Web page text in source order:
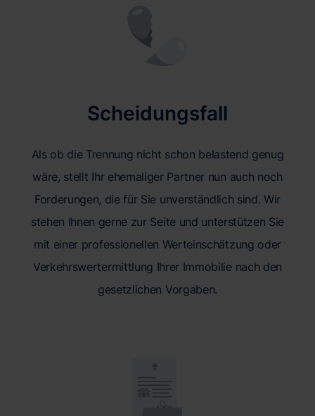
Scheidungsfall
Als ob die Trennung nicht schon belastend genug
wäre, stellt Ihr ehemaliger Partner nun auch noch
Forderungen, die für Sie unverständlich sind. Wir
stehen Ihnen gerne zur Seite und unterstützen Sie
mit einer professionellen Werteinschätzung oder
Verkehrswertermittlung Ihrer Immobilie nach den
gesetzlichen Vorgaben.